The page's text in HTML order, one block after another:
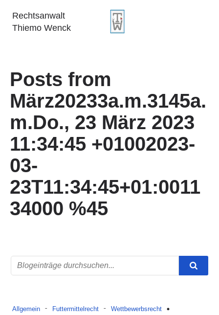
Rechtsanwalt
Thiemo Wenck
Posts from
März20233a.m.3145a.
m.Do., 23 März 2023
11:34:45 +01002023-
03-
23T11:34:45+01:0011
34000 %45
Allgemein - Futtermittelrecht -
Wettbewerbsrecht